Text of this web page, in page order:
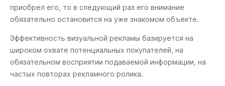
приобрел его, то в следующий раз его внимание
обязательно остановится на уже знакомом объекте.
Эффективность визуальной рекламы базируется на
широком охвате потенциальных покупателей, на
обязательном восприятии подаваемой информации, на
частых повторах рекламного ролика.